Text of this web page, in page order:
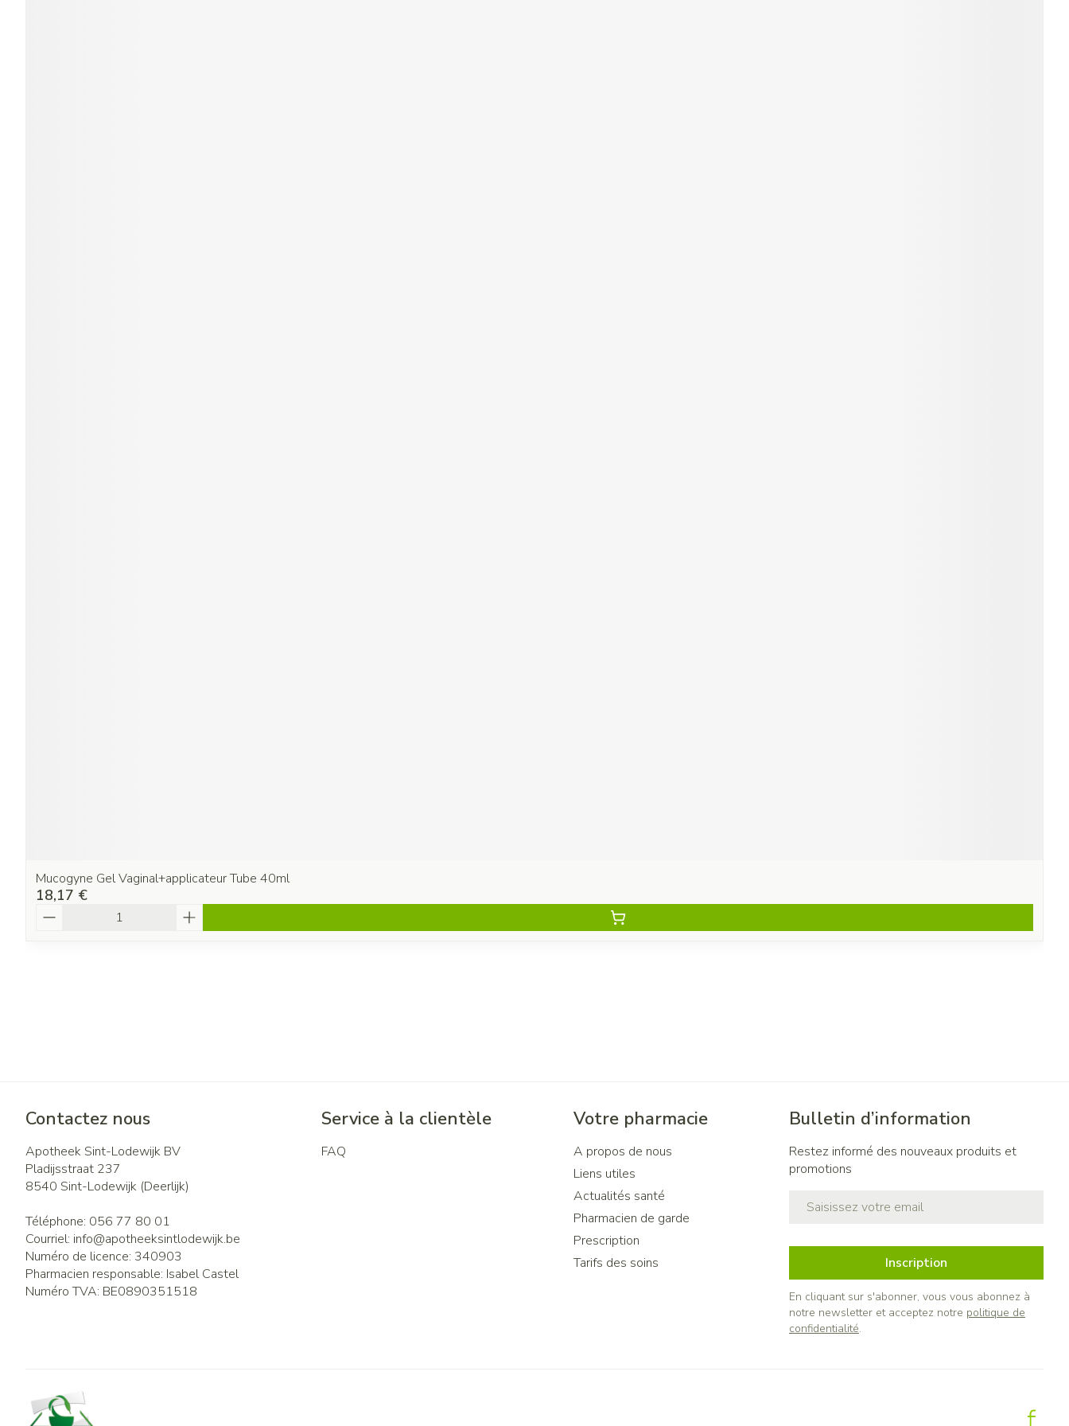
Mucogyne Gel Vaginal+applicateur Tube 40ml
18,17 €
Contactez nous
Apotheek Sint-Lodewijk BV
Pladijsstraat 237
8540 Sint-Lodewijk (Deerlijk)
Téléphone: 056 77 80 01
Courriel: info@apotheeksintlodewijk.be
Numéro de licence: 340903
Pharmacien responsable: Isabel Castel
Numéro TVA: BE0890351518
Service à la clientèle
FAQ
Votre pharmacie
A propos de nous
Liens utiles
Actualités santé
Pharmacien de garde
Prescription
Tarifs des soins
Bulletin d’information
Restez informé des nouveaux produits et
promotions
Inscription
En cliquant sur s'abonner, vous vous abonnez à
notre newsletter et acceptez notre politique de
confidentialité.